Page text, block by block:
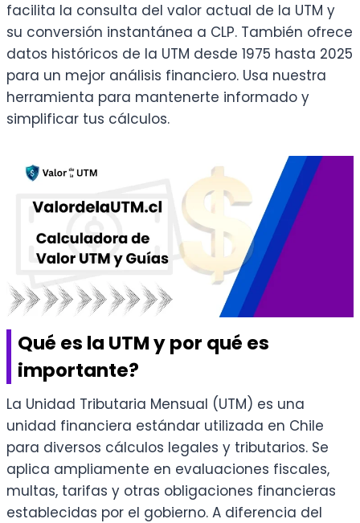
facilita la consulta del valor actual de la UTM y
su conversión instantánea a CLP. También ofrece
datos históricos de la UTM desde 1975 hasta 2025
para un mejor análisis financiero. Usa nuestra
herramienta para mantenerte informado y
simplificar tus cálculos.
Qué es la UTM y por qué es
importante?
La Unidad Tributaria Mensual (UTM) es una
unidad financiera estándar utilizada en Chile
para diversos cálculos legales y tributarios. Se
aplica ampliamente en evaluaciones fiscales,
multas, tarifas y otras obligaciones financieras
establecidas por el gobierno. A diferencia del